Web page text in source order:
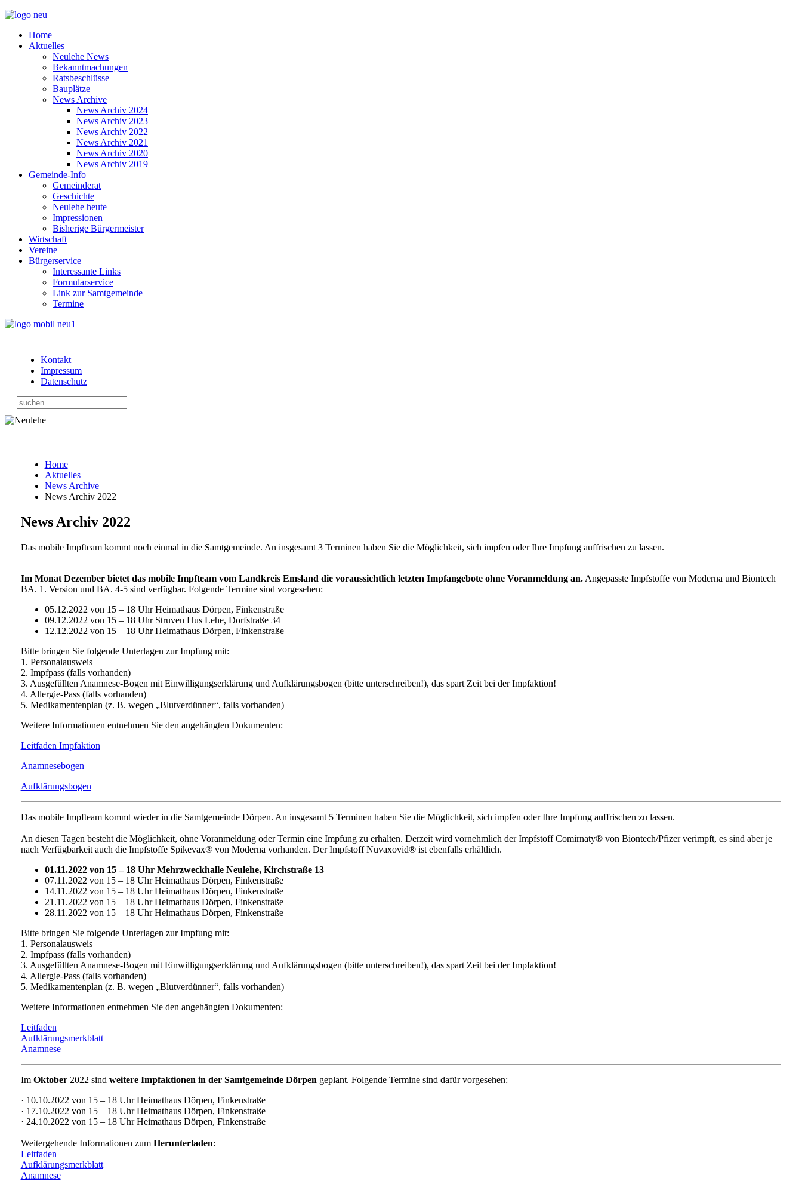
Home
Aktuelles
Neulehe News
Bekanntmachungen
Ratsbeschlüsse
Bauplätze
News Archive
News Archiv 2024
News Archiv 2023
News Archiv 2022
News Archiv 2021
News Archiv 2020
News Archiv 2019
Gemeinde-Info
Gemeinderat
Geschichte
Neulehe heute
Impressionen
Bisherige Bürgermeister
Wirtschaft
Vereine
Bürgerservice
Interessante Links
Formularservice
Link zur Samtgemeinde
Termine
Kontakt
Impressum
Datenschutz
Home
Aktuelles
News Archive
News Archiv 2022
News Archiv 2022
Das mobile Impfteam kommt noch einmal in die Samtgemeinde. An insgesamt 3 Terminen haben Sie die Möglichkeit, sich impfen oder Ihre Impfung auffrischen zu lassen.
Im Monat Dezember bietet das mobile Impfteam vom Landkreis Emsland die voraussichtlich letzten Impfangebote ohne Voranmeldung an.Angepasste Impfstoffe von Moderna und Biontech
BA. 1. Version und BA. 4-5 sind verfügbar. Folgende Termine sind vorgesehen:
05.12.2022 von 15 – 18 Uhr Heimathaus Dörpen, Finkenstraße
09.12.2022 von 15 – 18 Uhr Struven Hus Lehe, Dorfstraße 34
12.12.2022 von 15 – 18 Uhr Heimathaus Dörpen, Finkenstraße
Bitte bringen Sie folgende Unterlagen zur Impfung mit:
1. Personalausweis
2. Impfpass (falls vorhanden)
3. Ausgefüllten Anamnese-Bogen mit Einwilligungserklärung und Aufklärungsbogen (bitte unterschreiben!), das spart Zeit bei der Impfaktion!
4. Allergie-Pass (falls vorhanden)
5. Medikamentenplan (z. B. wegen „Blutverdünner“, falls vorhanden)
Weitere Informationen entnehmen Sie den angehängten Dokumenten:
Leitfaden Impfaktion
Anamnesebogen
Aufklärungsbogen
Das mobile Impfteam kommt wieder in die Samtgemeinde Dörpen. An insgesamt 5 Terminen haben Sie die Möglichkeit, sich impfen oder Ihre Impfung auffrischen zu lassen.
An diesen Tagen besteht die Möglichkeit, ohne Voranmeldung oder Termin eine Impfung zu erhalten. Derzeit wird vornehmlich der Impfstoff Comirnaty® von Biontech/Pfizer verimpft, es sind aber je
nach Verfügbarkeit auch die Impfstoffe Spikevax® von Moderna vorhanden. Der Impfstoff Nuvaxovid® ist ebenfalls erhältlich.
01.11.2022 von 15 – 18 Uhr Mehrzweckhalle Neulehe, Kirchstraße 13
07.11.2022 von 15 – 18 Uhr Heimathaus Dörpen, Finkenstraße
14.11.2022 von 15 – 18 Uhr Heimathaus Dörpen, Finkenstraße
21.11.2022 von 15 – 18 Uhr Heimathaus Dörpen, Finkenstraße
28.11.2022 von 15 – 18 Uhr Heimathaus Dörpen, Finkenstraße
Bitte bringen Sie folgende Unterlagen zur Impfung mit:
1. Personalausweis
2. Impfpass (falls vorhanden)
3. Ausgefüllten Anamnese-Bogen mit Einwilligungserklärung und Aufklärungsbogen (bitte unterschreiben!), das spart Zeit bei der Impfaktion!
4. Allergie-Pass (falls vorhanden)
5. Medikamentenplan (z. B. wegen „Blutverdünner“, falls vorhanden)
Weitere Informationen entnehmen Sie den angehängten Dokumenten:
Leitfaden
Aufklärungsmerkblatt
Anamnese
Im Oktober2022 sind weitere Impfaktionen in der Samtgemeinde Dörpen geplant. Folgende Termine sind dafür vorgesehen:
· 10.10.2022 von 15 – 18 Uhr Heimathaus Dörpen, Finkenstraße
· 17.10.2022 von 15 – 18 Uhr Heimathaus Dörpen, Finkenstraße
· 24.10.2022 von 15 – 18 Uhr Heimathaus Dörpen, Finkenstraße
Weitergehende Informationen zum Herunterladen:
Leitfaden
Aufklärungsmerkblatt
Anamnese